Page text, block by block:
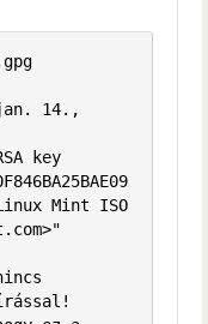
14.,
key
Mint ISO